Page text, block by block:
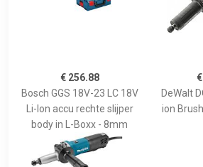
€ 256.88
Bosch GGS 18V-23 LC 18V
Li-Ion accu rechte slijper
body in L-Boxx - 8mm
DeWalt
ion